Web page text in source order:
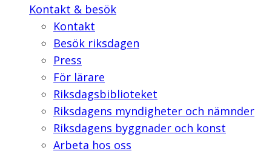
Kontakt & besök
Kontakt
Besök riksdagen
Press
För lärare
Riksdagsbiblioteket
Riksdagens myndigheter och nämnder
Riksdagens byggnader och konst
Arbeta hos oss